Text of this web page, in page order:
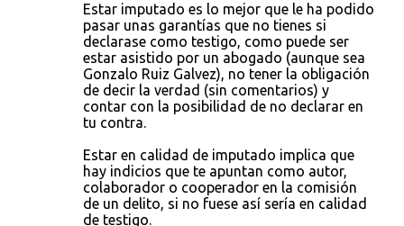
Estar imputado es lo mejor que le ha podido
pasar unas garantías que no tienes si
declarase como testigo, como puede ser
estar asistido por un abogado (aunque sea
Gonzalo Ruiz Galvez), no tener la obligación
de decir la verdad (sin comentarios) y
contar con la posibilidad de no declarar en
tu contra.
Estar en calidad de imputado implica que
hay indicios que te apuntan como autor,
colaborador o cooperador en la comisión
de un delito, si no fuese así sería en calidad
de testigo.